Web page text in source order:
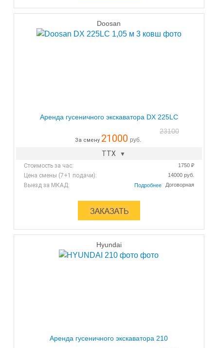
Doosan
Аренда гусеничного экскаватора DX 225LС
23100
За смену 21000 руб.
ТТХ
Стоимость за час: 1750 ₽
Цена смены (7+1 подачи): 14000 руб.
Выезд за МКАД: Договорная
Hyundai
Аренда гусеничного экскаватора 210